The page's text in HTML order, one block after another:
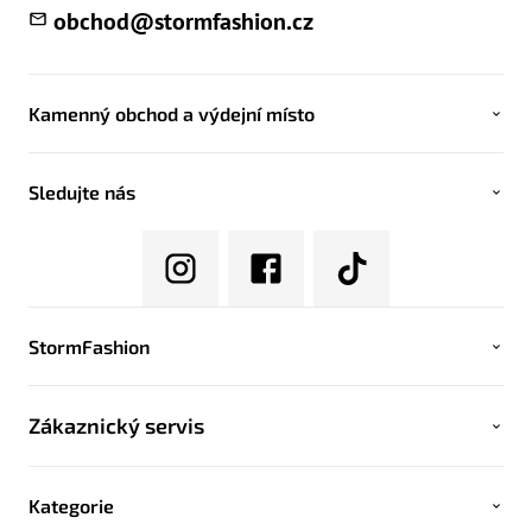
obchod@stormfashion.cz
Kamenný obchod a výdejní místo
Sledujte nás
StormFashion
Zákaznický servis
Kategorie